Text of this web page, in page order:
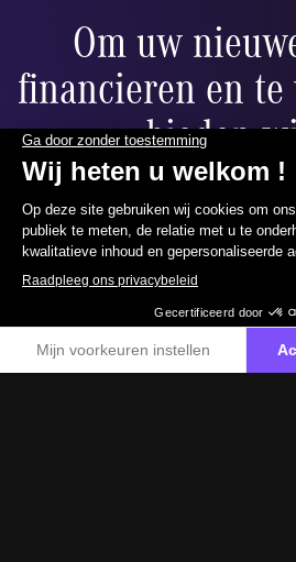
065 40 30 20
Om uw
financieren en te
bieden
restwaarde